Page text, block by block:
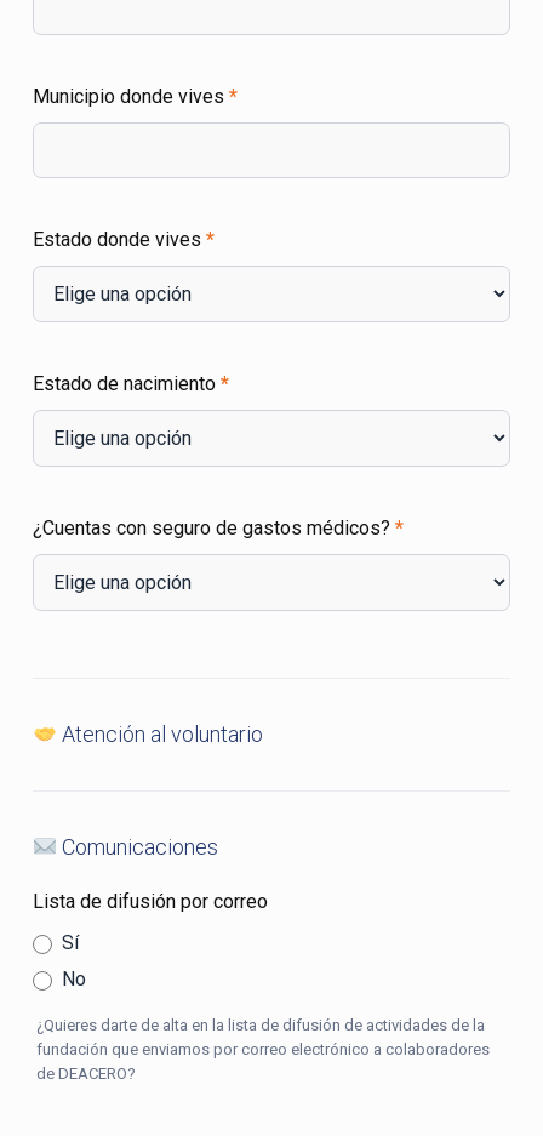
Municipio donde vives *
Estado donde vives *
Estado de nacimiento *
¿Cuentas con seguro de gastos médicos? *
Atención al voluntario
Comunicaciones
Lista de difusión por correo
Sí
No
¿Quieres darte de alta en la lista de difusión de actividades de la
fundación que enviamos por correo electrónico a colaboradores
de DEACERO?